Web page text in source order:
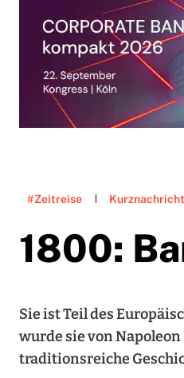
#Zeitreise
1800:
Sie ist Teil des
wurde sie von
traditionsreiche